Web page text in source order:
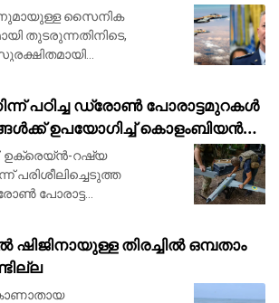
സൈനിക നേതൃത്വം
സൈനിക
തുടരുന്നതിനിടെ,
(Exit Strategy)
റിപപഠിച്ച ഡ്രോൺ പോരാട്ടമുറകൾ
ഉപയോഗിച്ച് കൊളംബിയൻ
ഉക്രെയ്ൻ-റഷ്യ
പരിശീലിച്ചെടുത്ത
പോരാട്ട
കൊളംബിയയിലെ ലഹരി
സേനയ്ക്കുമെത
ഷിജിനായുള്ള തിരച്ചിൽ ഒമ്പതാം